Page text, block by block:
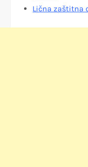
Lična zaštitna